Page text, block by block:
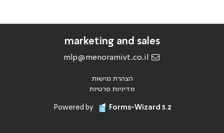
marketing and sales
mlp@menoramivt.co.il
הצהרת נגישות
מדיניות פרטיות
Powered by Forms-Wizard 5.2